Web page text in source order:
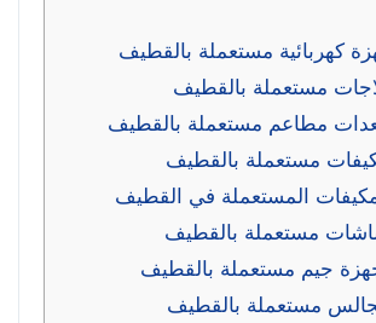
كهربائية مستعملة بالقطيف
مستعملة بالقطيف
مطاعم مستعملة بالقطيف
مستعملة بالقطيف
المستعملة في القطيف
مستعملة بالقطيف
جيم مستعملة بالقطيف
مستعملة بالقطيف